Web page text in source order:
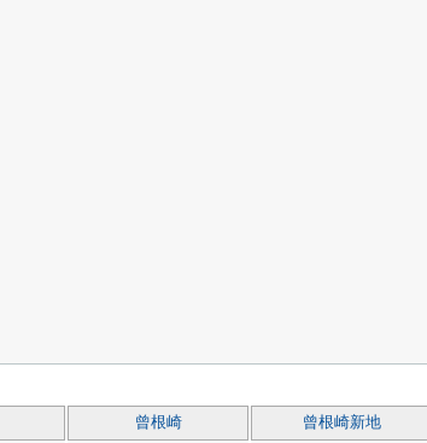
曾根崎 曾根崎新地